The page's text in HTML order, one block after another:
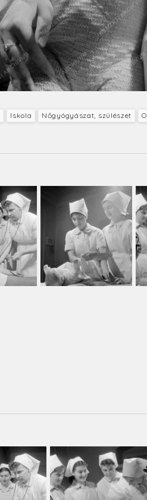
Iskola Nőgyógyászat, szülészet